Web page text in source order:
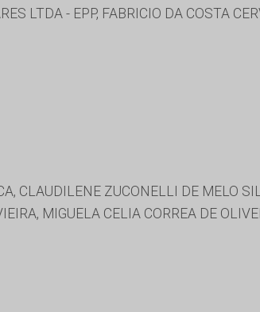
LTDA - EPP, FABRICIO DA COSTA
CLAUDILENE ZUCONELLI DE MELO
MIGUELA CELIA CORREA DE